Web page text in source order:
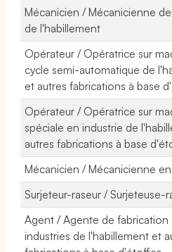
Mécanicien / Mécanicienne
de l'habillement
Opérateur / Opératrice sur
cycle semi-automatique de
et autres fabrications à base
Opérateur / Opératrice sur
spéciale en industrie de
autres fabrications à base
Mécanicien / Mécanicienne
Surjeteur-raseur / Surjeteuse-
Agent / Agente de fabrication
industries de l'habillement et